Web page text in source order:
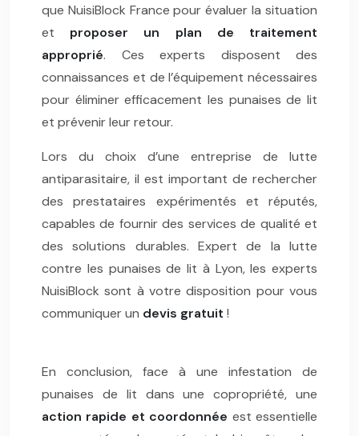
que NuisiBlock France pour évaluer la situation
et proposer un plan de traitement
approprié. Ces experts disposent des
connaissances et de l’équipement nécessaires
pour éliminer efficacement les punaises de lit
et prévenir leur retour.
Lors du choix d’une entreprise de lutte
antiparasitaire, il est important de rechercher
des prestataires expérimentés et réputés,
capables de fournir des services de qualité et
des solutions durables. Expert de la lutte
contre les punaises de lit à Lyon, les experts
NuisiBlock sont à votre disposition pour vous
communiquer un devis gratuit !
En conclusion, face à une infestation de
punaises de lit dans une copropriété, une
action rapide et coordonnée est essentielle